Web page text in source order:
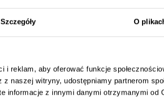
Szczegóły O
reklam, aby oferować funkcje
naszej witryny, udostępniamy partnerom
informacje z innymi danymi otrzymanymi od